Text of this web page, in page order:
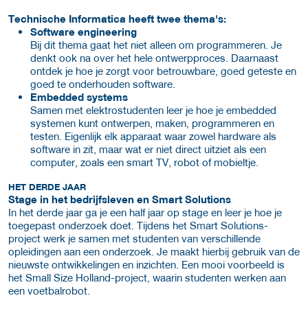
Technische Informatica heeft twee thema's:
Software engineering
Bij dit thema gaat het niet alleen om programmeren. Je
denkt ook na over het hele ontwerpproces. Daarnaast
ontdek je hoe je zorgt voor betrouwbare, goed geteste en
goed te onderhouden software.
Embedded systems
Samen met elektrostudenten leer je hoe je embedded
systemen kunt ontwerpen, maken, programmeren en
testen. Eigenlijk elk apparaat waar zowel hardware als
software in zit, maar wat er niet direct uitziet als een
computer, zoals een smart TV, robot of mobieltje.
HET DERDE JAAR
Stage in het bedrijfsleven en Smart Solutions
In het derde jaar ga je een half jaar op stage en leer je hoe je
toegepast onderzoek doet. Tijdens het Smart Solutions-
project werk je samen met studenten van verschillende
opleidingen aan een onderzoek. Je maakt hierbij gebruik van de
nieuwste ontwikkelingen en inzichten. Een mooi voorbeeld is
het Small Size Holland-project, waarin studenten werken aan
een voetbalrobot.